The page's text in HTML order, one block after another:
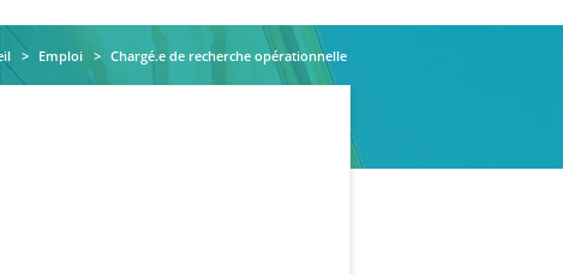
Emploi Chargé.e de recherche opérationnelle